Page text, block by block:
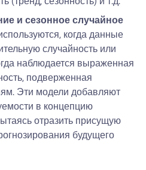
и сезонное случайное
когда данные
случайность или
наблюдается выраженная
подверженная
Эти модели добавляют
в концепцию
отразить присущую
будущего